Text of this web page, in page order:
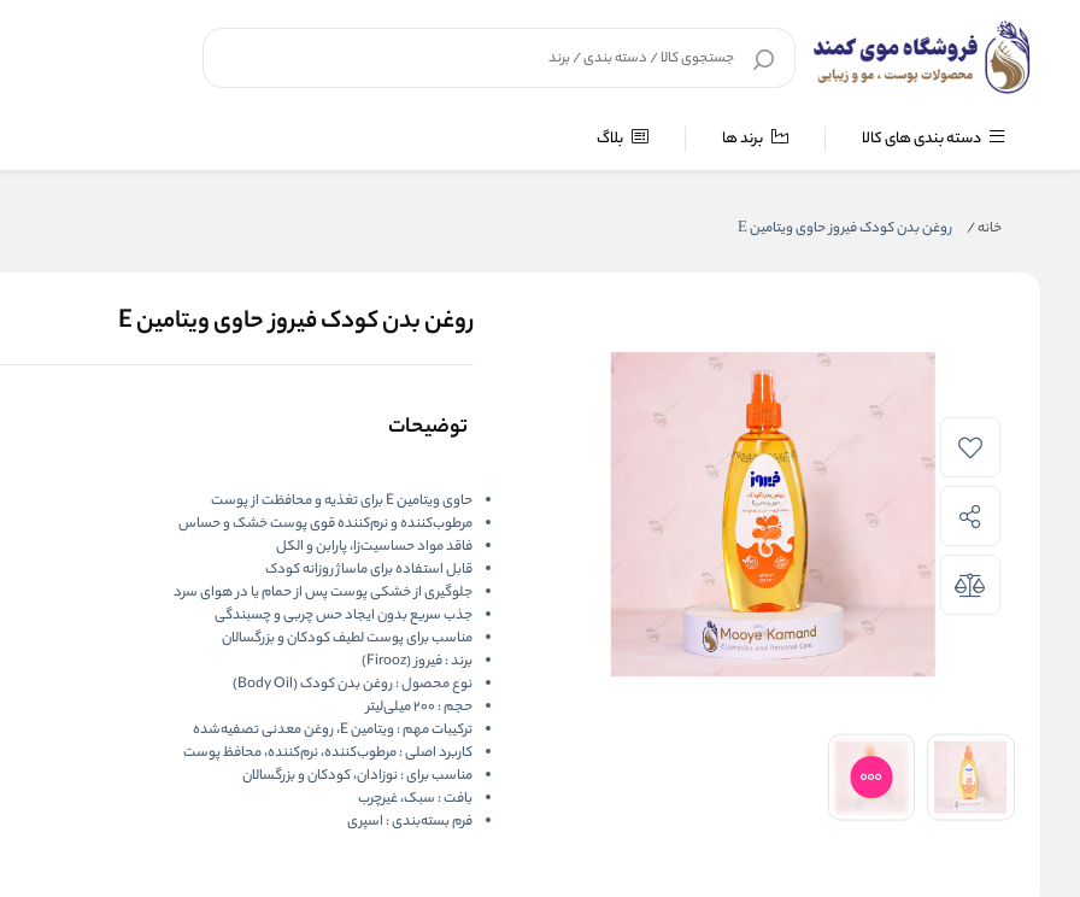
دسته بندی های کالا برند ها بلاگ
خانه/ روغن بدن کودک فیروز حاوی ویتامین E
روغن بدن کودک فیروز حاوی ویتامین E
توضیحات
حاوی ویتامین E برای تغذیه و محافظت از پوست
مرطوب‌کننده و نرم‌کننده قویپوست خشک و حساس
فاقد مواد حساسیت‌زا، پارابن و الکل
قابل استفاده برای ماساژ روزانه کودک
جلوگیری از خشکی پوست پس از حمام یا در هوای سرد
جذب سریع بدون ایجاد حس چربی و چسبندگی
مناسب برای پوست لطیف کودکان و بزرگسالان
برند :فیروز (Firooz)
نوع محصول :روغن بدن کودک (Body Oil)
حجم : ۲۰۰ میلی‌لیتر
ترکیبات مهم: ویتامین E، روغن معدنی تصفیه‌شده
کاربرد اصلی :مرطوب‌کننده، نرم‌کننده، محافظ پوست
مناسب برای :نوزادان، کودکان و بزرگسالان
بافت : سبک، غیرچرب
فرم بسته‌بندی : اسپری